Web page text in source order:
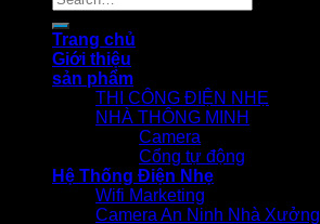
for:
Trang chủ
Giới thiệu
sản phẩm
THI CÔNG ĐIỆN NHẸ
NHÀ THÔNG MINH
Camera
Cổng tự động
Hệ Thống Điện Nhẹ
Wifi Marketing
Camera An Ninh Nhà Xưởng